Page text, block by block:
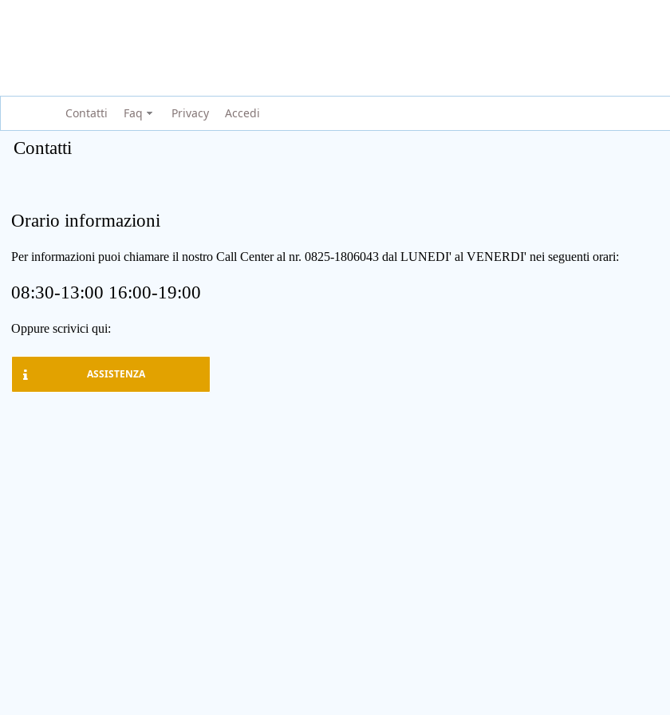
Contatti Faq Privacy Accedi
Contatti
Orario informazioni
Per informazioni puoi chiamare il nostro Call Center al nr. 0825-1806043 dal LUNEDI' al VENERDI' nei seguenti orari:
08:30-13:00 16:00-19:00
Oppure scrivici qui:
ASSISTENZA